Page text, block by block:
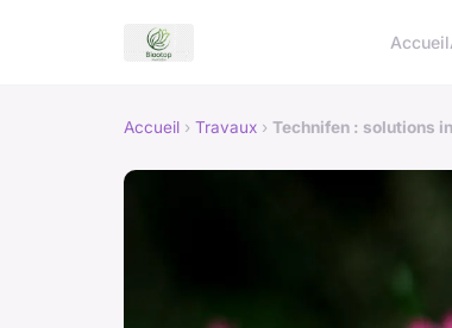
Accueil
Accueil › Travaux › Technifen : solutions